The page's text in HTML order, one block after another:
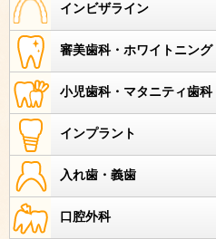
インビザライン
審美歯科・ホワイトニング
小児歯科・マタニティ歯科
インプラント
入れ歯・義歯
口腔外科